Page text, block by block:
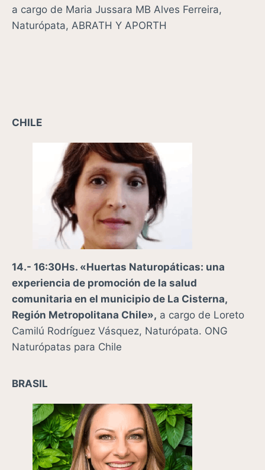
a cargo de Maria Jussara MB Alves Ferreira,
Naturópata, ABRATH Y APORTH
CHILE
14.- 16:30Hs. «Huertas Naturopáticas: una
experiencia de promoción de la salud
comunitaria en el municipio de La Cisterna,
Región Metropolitana Chile», a cargo de Loreto
Camilú Rodríguez Vásquez, Naturópata. ONG
Naturópatas para Chile
BRASIL